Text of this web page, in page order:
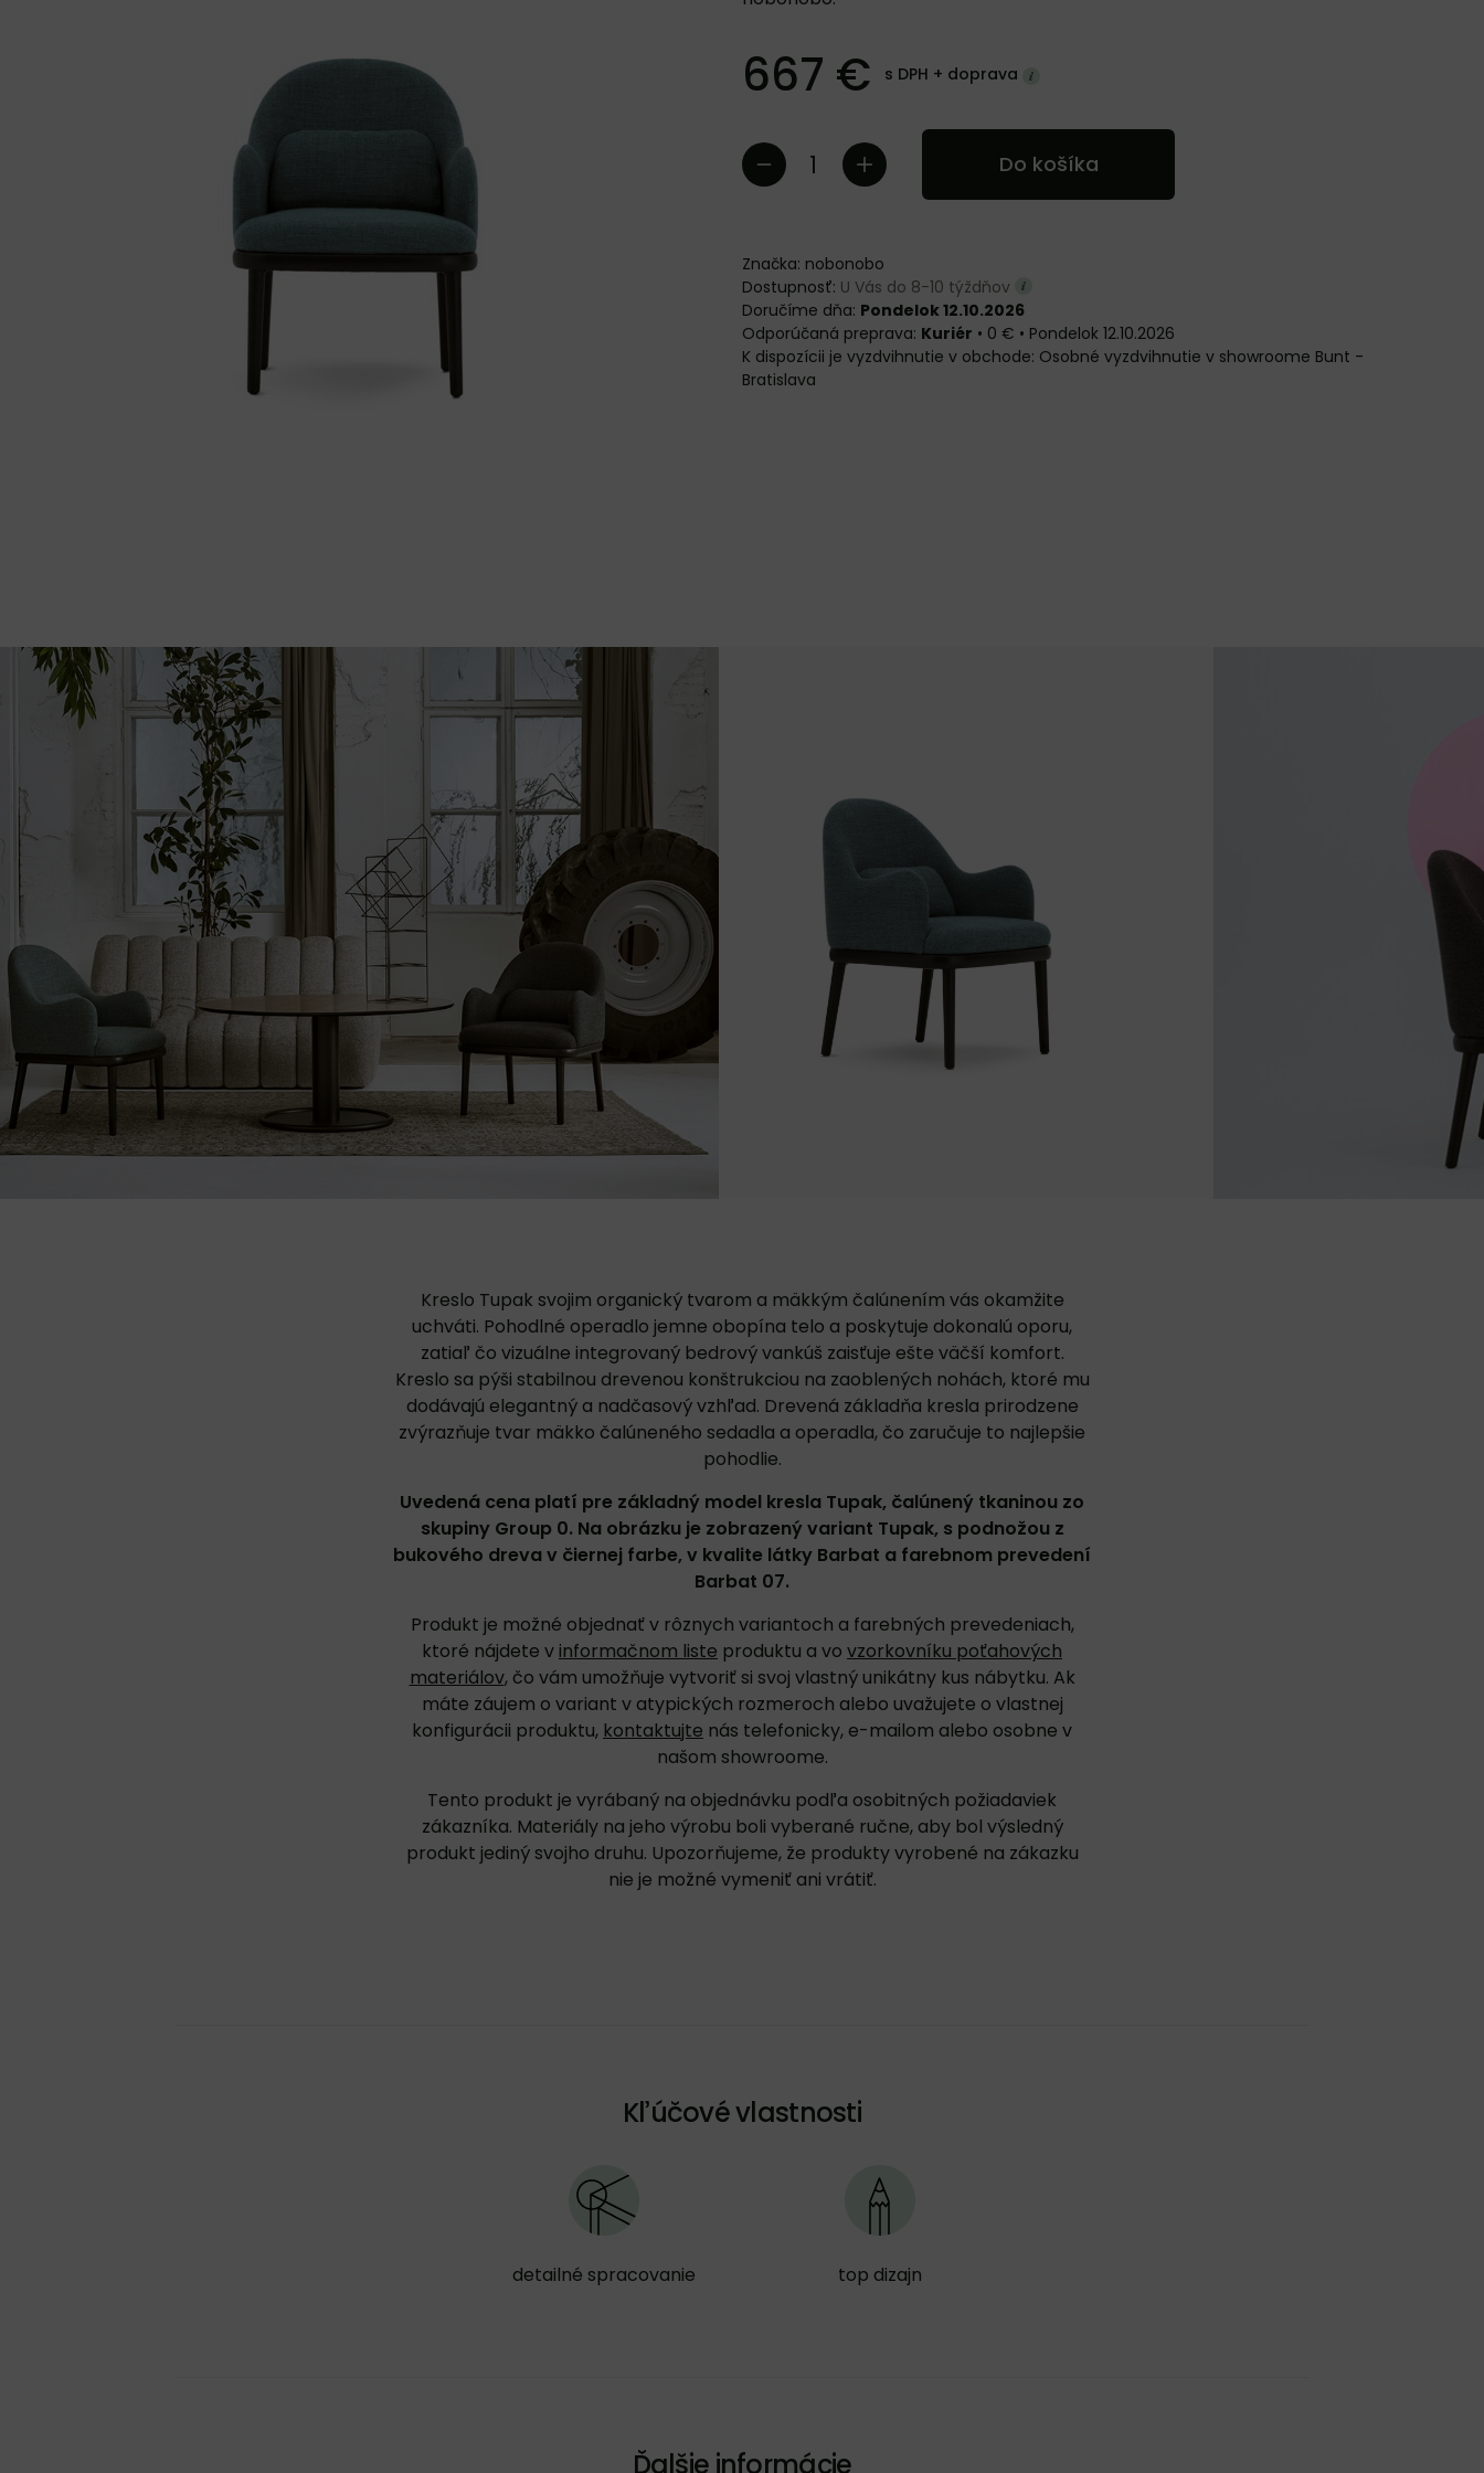
667 € s DPH + doprava
Do košíka
Značka: nobonobo
Dostupnosť: U Vás do 8-10 týždňov
Doručíme dňa: Pondelok 12.10.2026
Kuriér • 0 € • Pondelok 12.10.2026
Osobné vyzdvihnutie v showroome Bunt -
Bratislava
Kreslo Tupak svojim organický tvarom a mäkkým čalúnením vás okamžite
uchváti. Pohodlné operadlo jemne obopína telo a poskytuje dokonalú oporu,
zatiaľ čo vizuálne integrovaný bedrový vankúš zaisťuje ešte väčší komfort.
Kreslo sa pýši stabilnou drevenou konštrukciou na zaoblených nohách, ktoré mu
dodávajú elegantný a nadčasový vzhľad. Drevená základňa kresla prirodzene
zvýrazňuje tvar mäkko čalúneného sedadla a operadla, čo zaručuje to najlepšie
pohodlie.
Uvedená cena platí pre základný model kresla Tupak, čalúnený tkaninou zo
skupiny Group 0. Na obrázku je zobrazený variant Tupak, s podnožou z
bukového dreva v čiernej farbe, v kvalite látky Barbat a farebnom prevedení
Barbat 07.
Produkt je možné objednať v rôznych variantoch a farebných prevedeniach,
ktoré nájdete vinformačnom liste produktu a vo vzorkovníku poťahových
materiálov, čo vám umožňuje vytvoriť si svoj vlastný unikátny kus nábytku. Ak
máte záujem o variant v atypických rozmeroch alebo uvažujete o vlastnej
konfigurácii produktu, kontaktujte nás telefonicky, e-mailom alebo osobne v
našom showroome.
Tento produkt je vyrábaný na objednávku podľa osobitných požiadaviek
zákazníka. Materiály na jeho výrobu boli vyberané ručne, aby bol výsledný
produkt jediný svojho druhu. Upozorňujeme, že produkty vyrobené na zákazku
nie je možné vymeniť ani vrátiť.
Kľúčové vlastnosti
detailné spracovanie top dizajn
Ďalšie informácie